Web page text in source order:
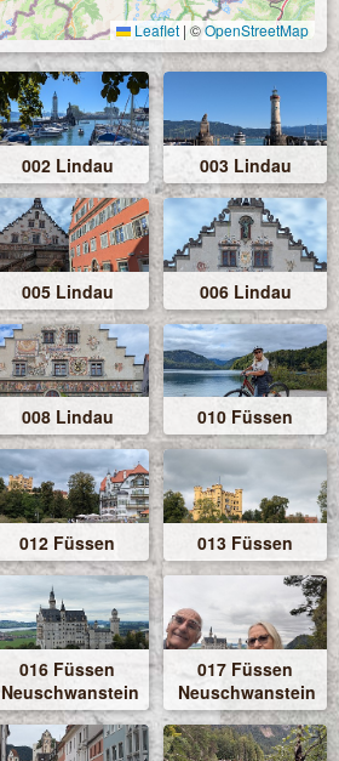
Leaflet | ©OpenStreetMap
002 Lindau 003 Lindau
005 Lindau 006 Lindau
008 Lindau 010 Füssen
012 Füssen 013 Füssen
016 Füssen
Neuschwanstein
017 Füssen
Neuschwanstein